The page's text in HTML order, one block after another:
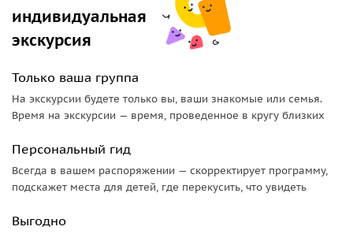
За час мы обойдем большую часть исторического центра
выбирайте подходящую для этого обувь. Не забудьте взять
фотоаппарат!
Дети до 14 лет допускаются в сопровождении родителей.
индивидуальная
экскурсия
Только ваша группа
На экскурсии будете только вы, ваши знакомые или семья.
Время на экскурсии — время, проведенное в кругу близких
Персональный гид
Всегда в вашем распоряжении — скорректирует программу,
подскажет места для детей, где перекусить, что увидеть
Выгодно